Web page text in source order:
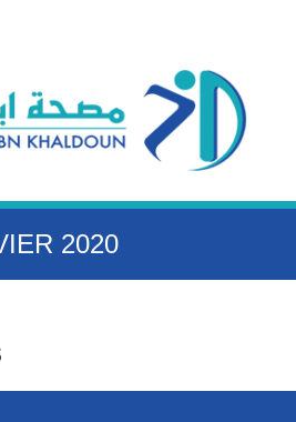
2020